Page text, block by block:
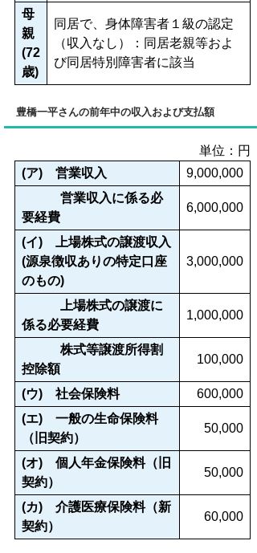
母
親
(72
歳)
同居で、身体障害者１級の認定
（収入なし）：同居老親等およ
び同居特別障害者に該当
豊橋一平さんの前年中の収入および支払額
単位：円
(ア) 営業収入
9,000,000
営業収入に係る必
要経費
6,000,000
(イ) 上場株式の譲渡収入
(源泉徴収ありの特定口座
のもの)
3,000,000
上場株式の譲渡に
係る必要経費
1,000,000
株式等譲渡所得割
控除額
100,000
(ウ) 社会保険料
600,000
(エ) 一般の生命保険料
（旧契約）
50,000
(オ) 個人年金保険料（旧
契約）
50,000
(カ) 介護医療保険料（新
契約）
60,000